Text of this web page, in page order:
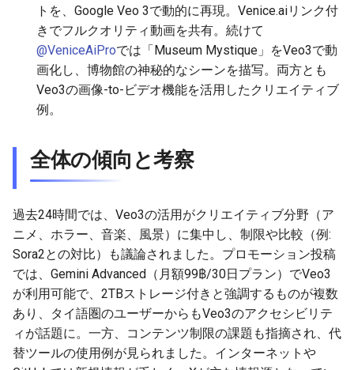
2026-05-16
2026-05-15
2026-05-14
2026-05-10
2026-05-09
2026-05-08
2026-05-07
2025-10-31
2025-10-30
2025-10-29
2025-10-25
2025-10-24
2025-10-23
2025-10-22
2026-05-16
2026-05-15
2026-05-14
2026-05-10
2026-05-09
2026-05-08
2026-05-07
2025-10-31
2025-10-30
2025-10-29
2025-10-25
2025-10-24
2025-10-23
2025-10-22
2026-05-13
2026-05-12
2026-05-11
2026-05-07
2026-05-06
2026-05-05
2026-05-04
2025-10-31
2025-10-30
2025-10-29
2025-10-25
2025-10-24
2025-10-23
2025-10-22
2026-05-12
2026-05-11
2026-05-10
2026-05-08
2026-05-06
2026-05-05
2026-05-04
2026-05-03
トを、Google Veo 3で動的に再現。Venice.aiリンク付
きでフルクオリティ動画を共有。続けて
@VeniceAiProでは「Museum Mystique」をVeo3で動
画化し、博物館の神秘的なシーンを描写。両方とも
Veo3の画像-to-ビデオ機能を活用したクリエイティブ
例。
全体の傾向と考察
過去24時間では、Veo3の活用がクリエイティブ分野（ア
ニメ、ホラー、音楽、風景）に集中し、制限や比較（例:
Sora2との対比）も議論されました。プロモーション投稿
では、Gemini Advanced（月額99฿/30日プラン）でVeo3
が利用可能で、2TBストレージ付きと強調するものが複数
あり、タイ語圏のユーザーからもVeo3のアクセシビリテ
ィが話題に。一方、コンテンツ制限の課題も指摘され、代
替ツールの使用例が見られました。インターネットや